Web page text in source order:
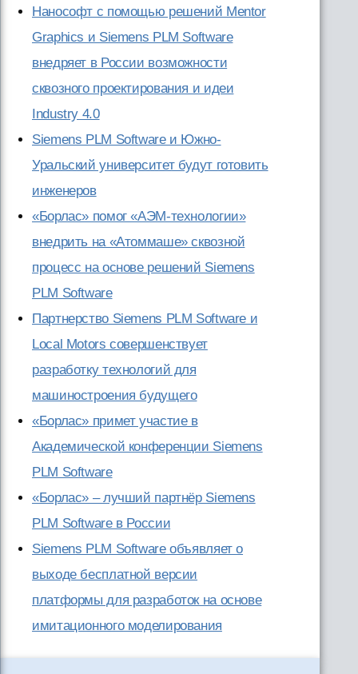
Нанософт с помощью решений Mentor
Graphics и Siemens PLM Software
внедряет в России возможности
сквозного проектирования и идеи
Industry 4.0
Siemens PLM Software и Южно-
Уральский университет будут готовить
инженеров
«Борлас» помог «АЭМ-технологии»
внедрить на «Атоммаше» сквозной
процесс на основе решений Siemens
PLM Software
Партнерство Siemens PLM Software и
Local Motors совершенствует
разработку технологий для
машиностроения будущего
«Борлас» примет участие в
Академической конференции Siemens
PLM Software
«Борлас» – лучший партнёр Siemens
PLM Software в России
Siemens PLM Software объявляет о
выходе бесплатной версии
платформы для разработок на основе
имитационного моделирования